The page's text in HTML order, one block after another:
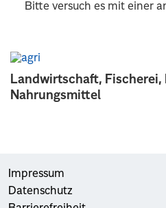
Landwirtschaft,
Nahrungsmittel
Bitte versuch es mit einer
Impressum
Datenschutz